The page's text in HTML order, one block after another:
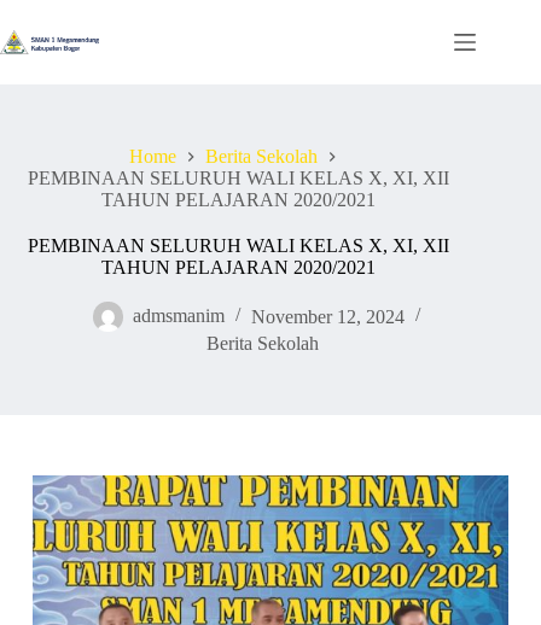
to
content
Home
Berita Sekolah
PEMBINAAN SELURUH WALI KELAS X, XI, XII
TAHUN PELAJARAN 2020/2021
PEMBINAAN SELURUH WALI KELAS X, XI, XII
TAHUN PELAJARAN 2020/2021
admsmanim
November 12, 2024
Berita Sekolah